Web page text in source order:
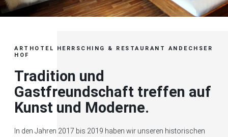
ARTHOTEL HERRSCHING & RESTAURANT ANDECHSER
HOF
Tradition und
Gastfreundschaft treffen auf
Kunst und Moderne.
In den Jahren 2017 bis 2019 haben wir unseren historischen